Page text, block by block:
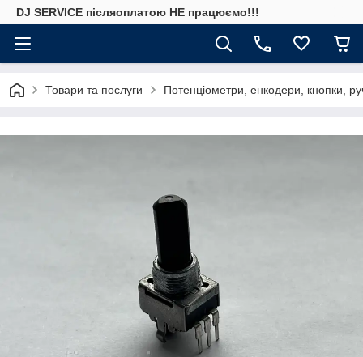
DJ SERVICE пiсляоплатою НЕ працюємо!!!
Товари та послуги Потенціометри, енкодери, кнопки,